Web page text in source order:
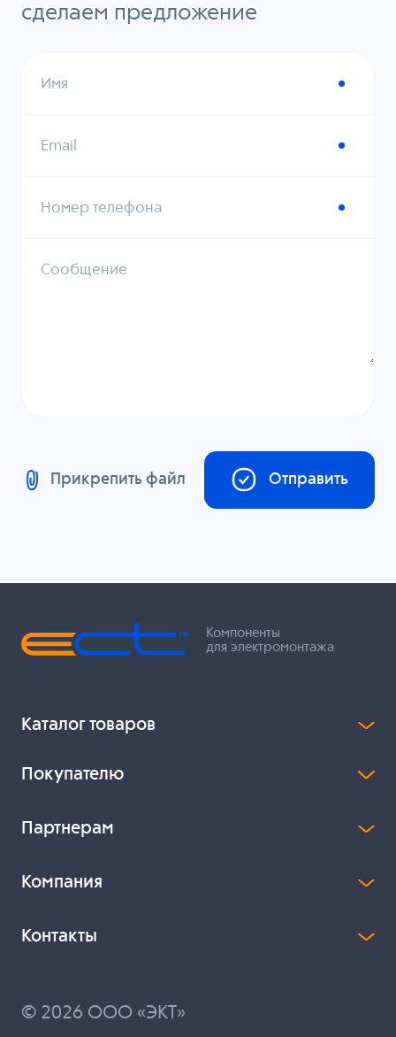
сделаем предложение
Имя
Email
Номер телефона
Сообщение
Прикрепить файл Отправить
Компоненты
для электромонтажа
Каталог товаров
Покупателю
Партнерам
Компания
Контакты
© 2026 ООО «ЭКТ»